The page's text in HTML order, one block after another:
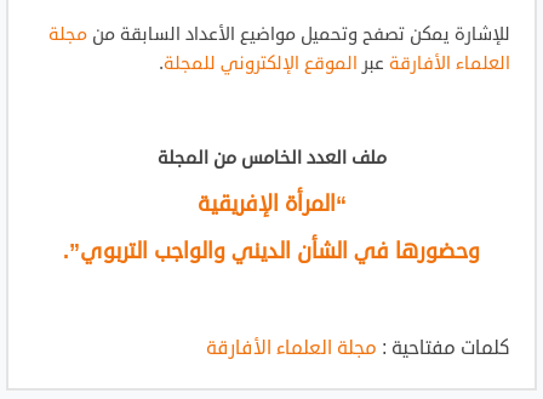
للإشارة يمكن تصفح وتحميل مواضيع الأعداد السابقة من مجلة
العلماء الأفارقة عبر الموقع الإلكتروني للمجلة.
ملف العدد الخامس من المجلة
“المرأة الإفريقية
وحضورها في الشأن الديني والواجب التربوي”.
كلمات مفتاحية : مجلة العلماء الأفارقة